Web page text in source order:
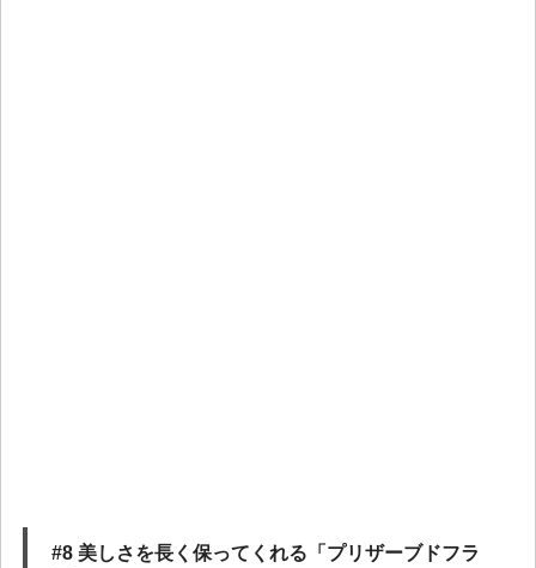
#8 美しさを長く保ってくれる「プリザーブドフラ